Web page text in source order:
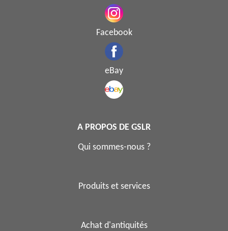
Facebook
eBay
A PROPOS DE GSLR
Qui sommes-nous ?
Produits et services
Achat d'antiquités